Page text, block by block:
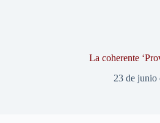
La coherente
23 de junio